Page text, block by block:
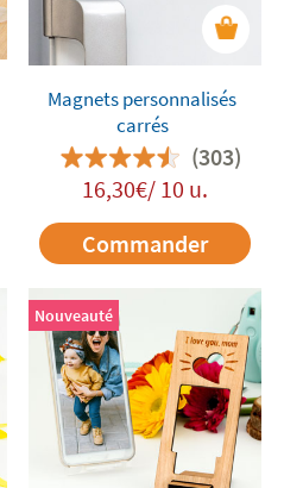
Magnets personnalisés
carrés
(303)
16,30€/ 10 u.
Commander
Nouveauté